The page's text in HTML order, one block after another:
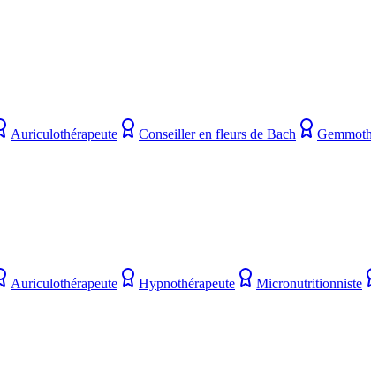
Auriculothérapeute Conseiller en fleurs de Bach
Auriculothérapeute Hypnothérapeute Micronutritionniste